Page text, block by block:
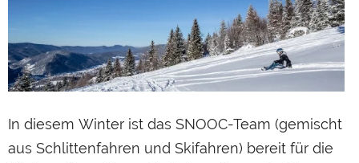
LEGEN
SNOOC Touring
€649,00
IN DEN EINKAUFSWAGEN LEGEN
In diesem Winter ist das SNOOC-Team (gemischt
aus Schlittenfahren und Skifahren) bereit für die